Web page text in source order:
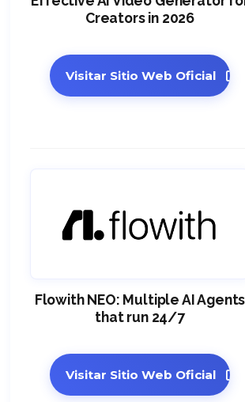
Creators in 2026
Visitar Sitio Web Oficial
Flowith NEO: Multiple AI Agents
that run 24/7
Visitar Sitio Web Oficial